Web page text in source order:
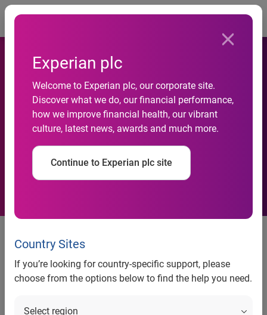
Experian plc
Welcome to Experian plc, our corporate site.
Discover what we do, our financial performance,
how we improve financial health, our vibrant
culture, latest news, awards and much more.
Continue to Experian plc site
Country Sites
If you’re looking for country-specific support, please
choose from the options below to find the help you need.
Crédito ao consumidor
deverá reagir com recuo da
inadimplência, aponta
indicador de perspectiva da
Serasa Experian
Crédito ao consumidor deverá
reagir com recuo da
inadimplência, aponta indicador
de perspectiva da Serasa
Experian